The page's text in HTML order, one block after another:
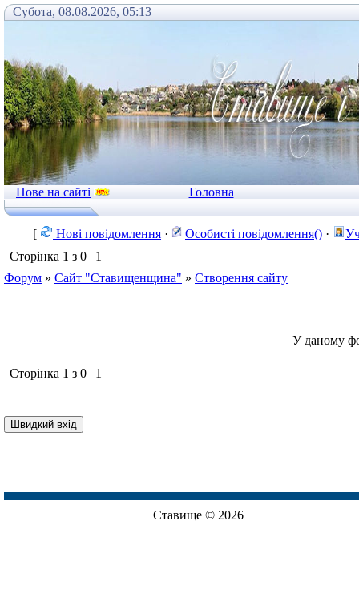
Субота, 08.08.2026, 05:13
Нове на сайті Головна
[ Нові повідомлення · Особисті повідомлення() ·
Сторінка 1 з 0
1
Форум » Сайт "Ставищенщина" » Створення сайту
У даному
Сторінка 1 з 0 1
Ставище © 2026